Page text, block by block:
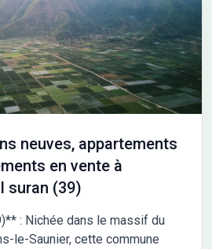
sur mesure, avec des
qualité et un cahier des charges
des garanties bancaires sans
investissement, et surtout des
les meilleures. Avec notre
tous les professionnels, nous vous
de votre projet afin de vous
annexes de votre construction et
la remise des clés en toute
neuves, appartements
en vente à
suran (39)
: Nichée dans le massif du
le-Saunier, cette commune